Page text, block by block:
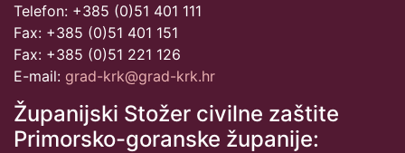
Telefon: +385 (0)51 401 111
Fax: +385 (0)51 401 151
Fax: +385 (0)51 221 126
E-mail: grad-krk@grad-krk.hr
Županijski Stožer civilne zaštite
Primorsko-goranske županije: